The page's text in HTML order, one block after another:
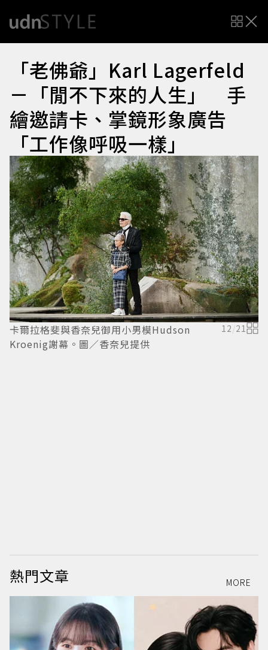
「老佛爺」Karl Lagerfeld
－「閒不下來的人生」 手
繪邀請卡、掌鏡形象廣告
「工作像呼吸一樣」
卡爾拉格斐與香奈兒御用小男模Hudson
Kroenig謝幕。圖／香奈兒提供
12 /21
熱門文章 MORE